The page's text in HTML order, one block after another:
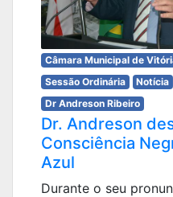
Câmara Municipal de
Sessão Ordinária
Notícia
Dr Andreson Ribeiro
Dr. Andreson
Consciência
Azul
Durante o seu